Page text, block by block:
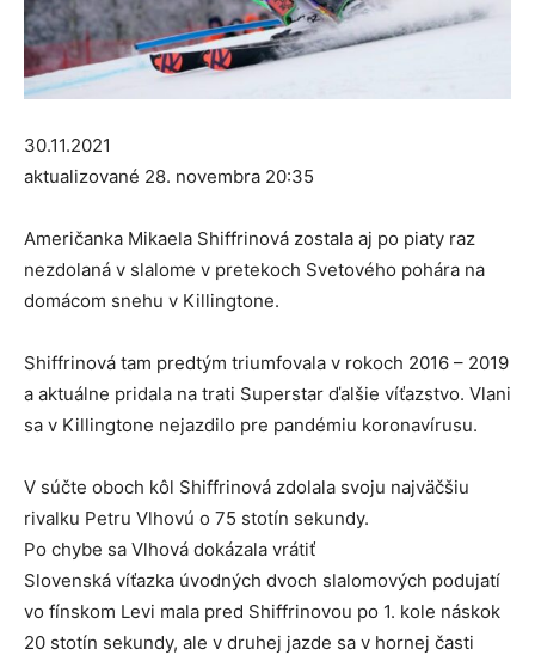
30.11.2021
aktualizované 28. novembra 20:35
Američanka Mikaela Shiffrinová zostala aj po piaty raz
nezdolaná v slalome v pretekoch Svetového pohára na
domácom snehu v Killingtone.
Shiffrinová tam predtým triumfovala v rokoch 2016 – 2019
a aktuálne pridala na trati Superstar ďalšie víťazstvo. Vlani
sa v Killingtone nejazdilo pre pandémiu koronavírusu.
V súčte oboch kôl Shiffrinová zdolala svoju najväčšiu
rivalku Petru Vlhovú o 75 stotín sekundy.
Po chybe sa Vlhová dokázala vrátiť
Slovenská víťazka úvodných dvoch slalomových podujatí
vo fínskom Levi mala pred Shiffrinovou po 1. kole náskok
20 stotín sekundy, ale v druhej jazde sa v hornej časti